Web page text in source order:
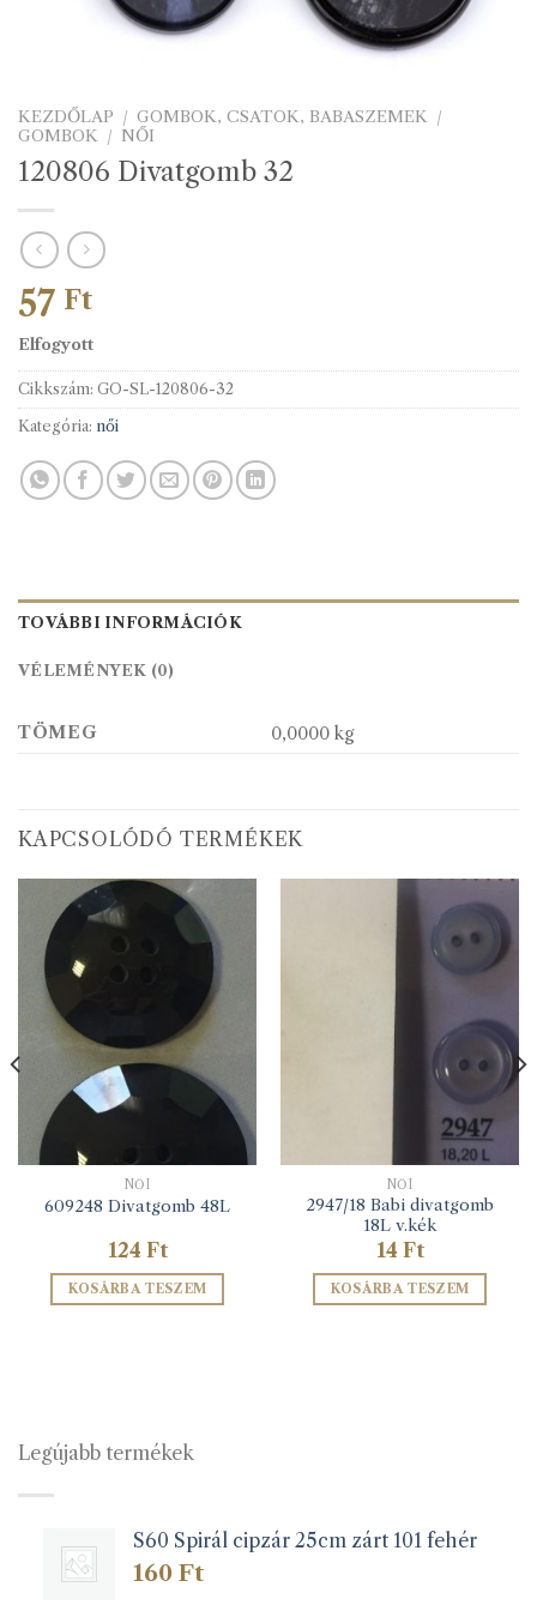
KEZDŐLAP / GOMBOK, CSATOK, BABASZEMEK /
GOMBOK / NŐI
120806 Divatgomb 32
57 Ft
Elfogyott
Cikkszám: GO-SL-120806-32
Kategória: női
TOVÁBBI INFORMÁCIÓK
VÉLEMÉNYEK (0)
TÖMEG 0,0000 kg
KAPCSOLÓDÓ TERMÉKEK
NŐI
609248 Divatgomb 48L
124 Ft
KOSÁRBA TESZEM
NŐI
2947/18 Babi divatgomb
18L v.kék
14 Ft
KOSÁRBA TESZEM
Legújabb termékek
S60 Spirál cipzár 25cm zárt 101 fehér
160 Ft